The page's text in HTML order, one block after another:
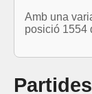
Amb una
posició 1554
Partides